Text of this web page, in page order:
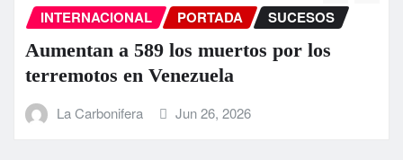
INTERNACIONAL PORTADA SUCESOS
Aumentan a 589 los muertos por los
terremotos en Venezuela
La Carbonifera Jun 26, 2026